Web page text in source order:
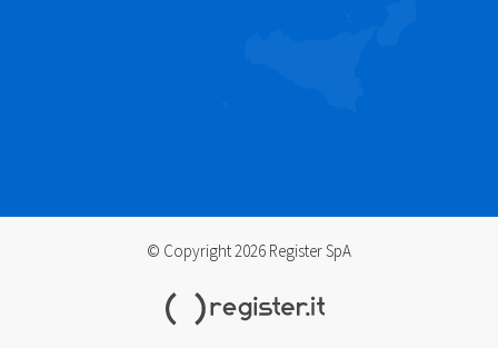
© Copyright 2026 Register SpA